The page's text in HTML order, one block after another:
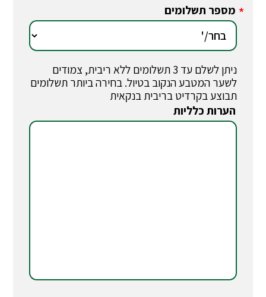
* מספר תשלומים
ניתן לשלם עד 3 תשלומים ללא ריבית, צמודים
לשער המטבע הנקוב בטיול. בחירה ביותר תשלומים
תבוצע בקרדיט בריבית בנקאית
הערות כלליות